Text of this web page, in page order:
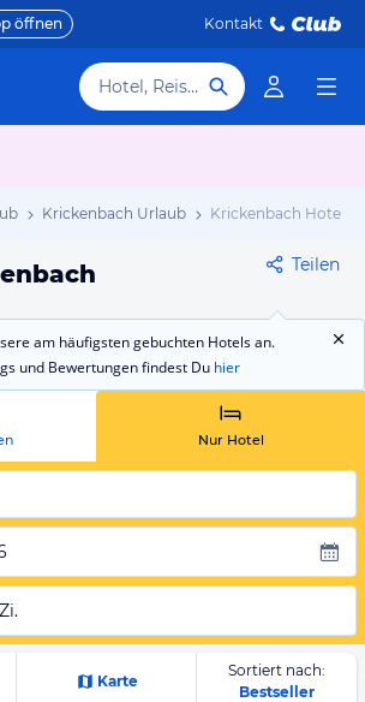
öffnen Kontakt
Hotel, Reiseziel
Krickenbach Urlaub Krickenbach Hotels
Teilen
am häufigsten gebuchten Hotels an.
und Bewertungen findest Du hier
Nur Hotel
Karte
Sortiert nach:
Bestseller